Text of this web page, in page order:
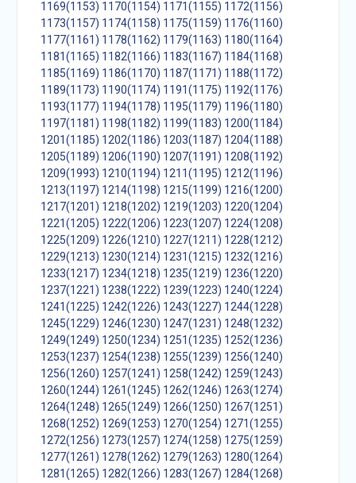
1169(1153) 1170(1154) 1171(1155) 1172(1156)
1173(1157) 1174(1158) 1175(1159) 1176(1160)
1177(1161) 1178(1162) 1179(1163) 1180(1164)
1181(1165) 1182(1166) 1183(1167) 1184(1168)
1185(1169) 1186(1170) 1187(1171) 1188(1172)
1189(1173) 1190(1174) 1191(1175) 1192(1176)
1193(1177) 1194(1178) 1195(1179) 1196(1180)
1197(1181) 1198(1182) 1199(1183) 1200(1184)
1201(1185) 1202(1186) 1203(1187) 1204(1188)
1205(1189) 1206(1190) 1207(1191) 1208(1192)
1209(1993) 1210(1194) 1211(1195) 1212(1196)
1213(1197) 1214(1198) 1215(1199) 1216(1200)
1217(1201) 1218(1202) 1219(1203) 1220(1204)
1221(1205) 1222(1206) 1223(1207) 1224(1208)
1225(1209) 1226(1210) 1227(1211) 1228(1212)
1229(1213) 1230(1214) 1231(1215) 1232(1216)
1233(1217) 1234(1218) 1235(1219) 1236(1220)
1237(1221) 1238(1222) 1239(1223) 1240(1224)
1241(1225) 1242(1226) 1243(1227) 1244(1228)
1245(1229) 1246(1230) 1247(1231) 1248(1232)
1249(1249) 1250(1234) 1251(1235) 1252(1236)
1253(1237) 1254(1238) 1255(1239) 1256(1240)
1256(1260) 1257(1241) 1258(1242) 1259(1243)
1260(1244) 1261(1245) 1262(1246) 1263(1274)
1264(1248) 1265(1249) 1266(1250) 1267(1251)
1268(1252) 1269(1253) 1270(1254) 1271(1255)
1272(1256) 1273(1257) 1274(1258) 1275(1259)
1277(1261) 1278(1262) 1279(1263) 1280(1264)
1281(1265) 1282(1266) 1283(1267) 1284(1268)